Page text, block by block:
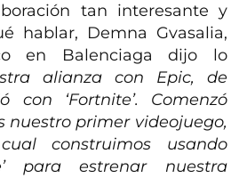
tan interesante y
hablar, Demna Gvasalia,
en Balenciaga dijo lo
alianza con Epic, de
con ‘Fortnite’. Comenzó
nuestro primer videojuego,
construimos usando
para estrenar nuestra